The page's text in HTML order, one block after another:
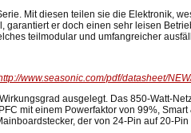
Mit diesen teilen sie die Elektronik,
er doch einen sehr leisen
teilmodular und umfangreicher
www.seasonic.com/pdf/datasheet/
ausgelegt. Das 850-Watt-
mit einem Powerfaktor von 99%,
der von 24-Pin auf 20-